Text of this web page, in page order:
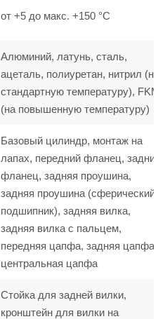
от +5 до макс. +150 °C
Алюминий, латунь, сталь,
ацеталь, полиуретан, нитрил (на
стандартную температуру), FKM
(на повышенную температуру)
Базовый цилиндр, монтаж на
лапах, передний фланец, задний
фланец, задняя проушина,
задняя проушина (сферический
подшипник), задняя вилка,
задняя вилка с пальцем,
передняя цапфа, задняя цапфа,
центральная цапфа
Стойка для задней вилки,
кронштейн для вилки на